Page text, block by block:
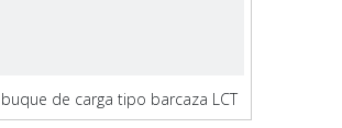
de carga tipo barcaza LCT